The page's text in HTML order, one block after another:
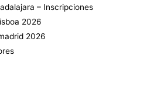
– Inscripciones
2026
2026